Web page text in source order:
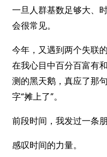
一旦人群基数足够大、
会很常见。
今年，又遇到两个失联
在我心目中百分百富有
测的黑天鹅，真应了那
字“摊上了”。
前段时间，我发过一条朋
感叹时间的力量。